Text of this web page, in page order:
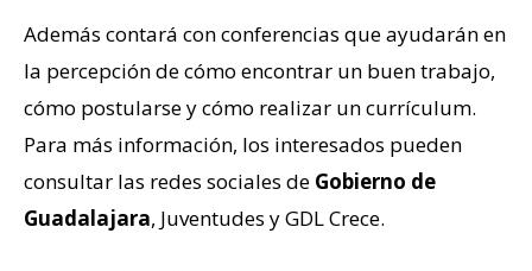
Además contará con conferencias que ayudarán en
la percepción de cómo encontrar un buen trabajo,
cómo postularse y cómo realizar un currículum.
Para más información, los interesados pueden
consultar las redes sociales de Gobierno de
Guadalajara, Juventudes yGDL Crece.